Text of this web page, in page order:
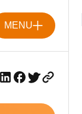
MENU